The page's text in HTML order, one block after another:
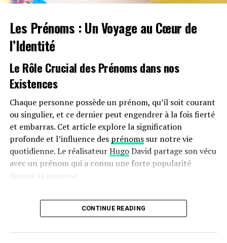
« La dernière saison de Pep Guardiola en danger ? Un
ancien joueur de Manchester City analyse l’impact des
controverses hors terrain sur le club »
Les Prénoms : Un Voyage au Cœur de
l’Identité
Le Rôle Crucial des Prénoms dans nos
Existences
Chaque personne possède un prénom, qu’il soit courant
ou singulier, et ce dernier peut engendrer à la fois fierté
et embarras. Cet article explore la signification
profonde et l’influence des prénomssur notre vie
quotidienne. Le réalisateurHugoDavid partage son vécu
avec un prénom qui a connu une forte popularité
durant sa jeunesse.
une Naissance Sous le Signe de la Célébrité
Hugo David est né en 2000 àTours, une époque où le
prénom Hugo était en plein essor. Ses parents, Caroline
CONTINUE READING